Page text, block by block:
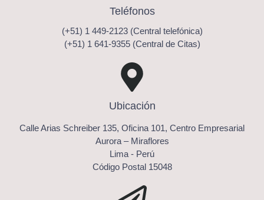
Teléfonos
(+51) 1 449-2123 (Central telefónica)
(+51) 1 641-9355 (Central de Citas)
Ubicación
Calle Arias Schreiber 135, Oficina 101, Centro Empresarial
Aurora – Miraflores
Lima - Perú
Código Postal 15048